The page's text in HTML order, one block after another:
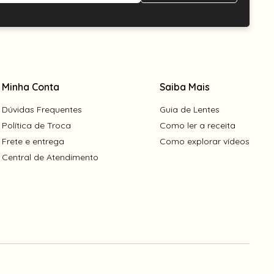
Minha Conta
Dúvidas Frequentes
Política de Troca
Frete e entrega
Central de Atendimento
Saiba Mais
Guia de Lentes
Como ler a receita
Como explorar vídeos